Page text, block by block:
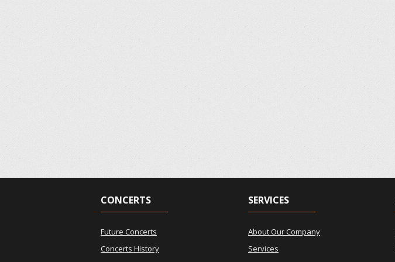
CONCERTS
Future Concerts
Concerts History
SERVICES
About Our Company
Services